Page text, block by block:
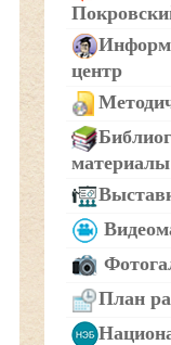
центр
материалы
План